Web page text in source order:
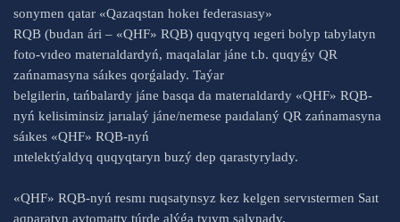
sonymen qatar «Qazaqstan hokeı federasıasy»
RQB (budan ári – «QHF» RQB) quqyqtyq ıegeri bolyp tabylatyn
foto-vıdeo materıaldardyń, maqalalar jáne t.b. quqyǵy QR
zańnamasyna sáıkes qorǵalady. Taýar
belgilerin, tańbalardy jáne basqa da materıaldardy «QHF» RQB-
nyń kelisiminsiz jarıalaý jáne/nemese paıdalaný QR zańnamasyna
sáıkes «QHF» RQB-nyń
ıntelektýaldyq quqyqtaryn buzý dep qarastyrylady.
«QHF» RQB-nyń resmı ruqsatynsyz kez kelgen servıstermen Saıt
aqparatyn avtomatty túrde alýǵa tyıym salynady.